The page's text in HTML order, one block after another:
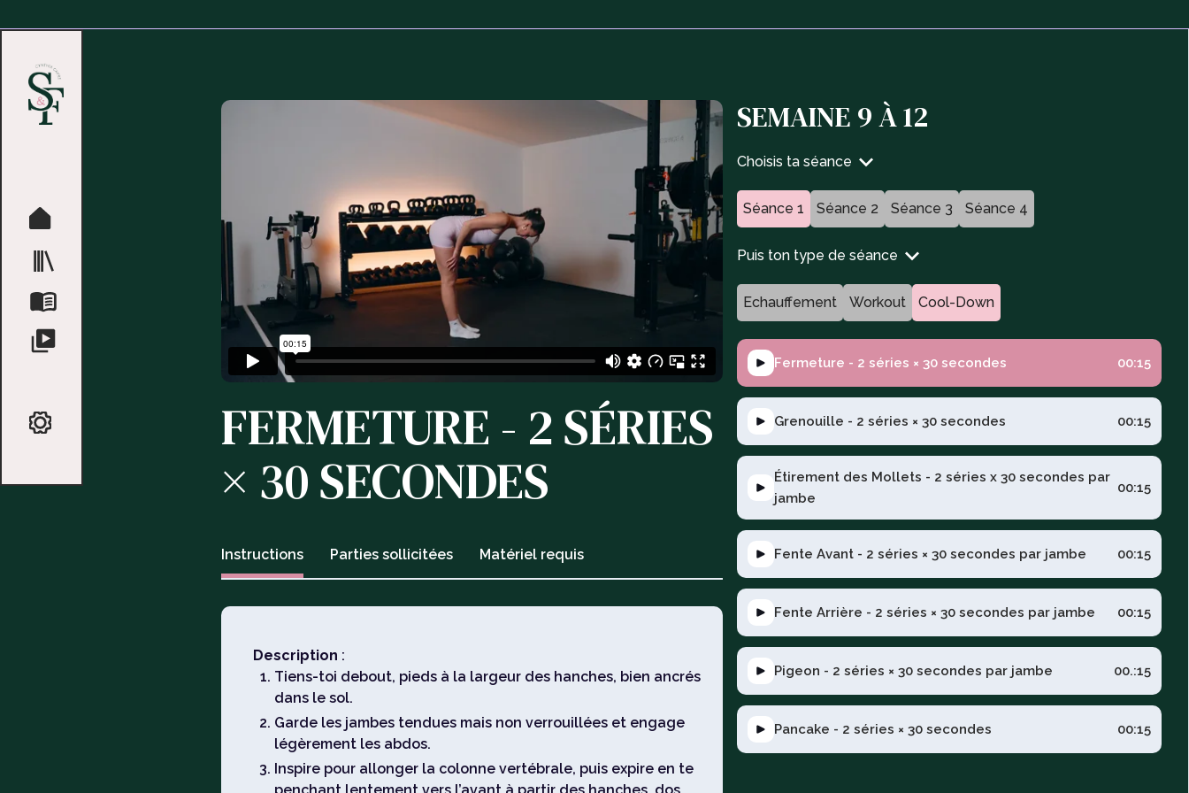
FERMETURE - 2 SÉRIES
× 30 SECONDES
Instructions Parties sollicitées Matériel requis
Description :
Tiens-toi debout, pieds à la largeur des hanches, bien ancrés
dans le sol.
Garde les jambes tendues mais non verrouillées et engage
légèrement les abdos.
Inspire pour allonger la colonne vertébrale, puis expire en te
SEMAINE 9 À 12
Choisis ta séance
Séance 1 Séance 2 Séance 3 Séance 4
Puis ton type de séance
Echauffement Workout Cool-Down
Fermeture - 2 séries × 30 secondes 00:15
Grenouille - 2 séries × 30 secondes 00:15
Étirement des Mollets - 2 séries x 30 secondes par
jambe
00:15
Fente Avant - 2 séries × 30 secondes par jambe 00:15
Fente Arrière - 2 séries × 30 secondes par jambe 00:15
Pigeon - 2 séries × 30 secondes par jambe 00.:15
Pancake - 2 séries × 30 secondes 00:15